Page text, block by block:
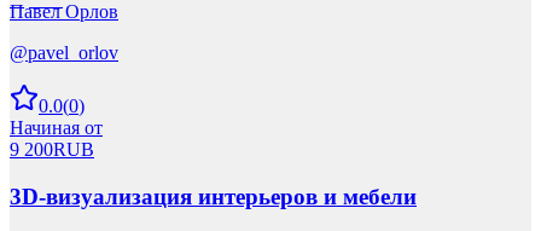
Павел Орлов
@pavel_orlov
0.0(0)
Начиная от
9 200RUB
3D-визуализация интерьеров и мебели